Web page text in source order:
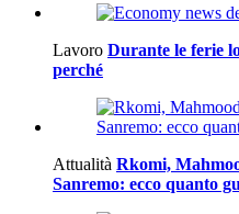
Lavoro Durante le ferie
perché
Attualità Rkomi,
Sanremo: ecco quanto